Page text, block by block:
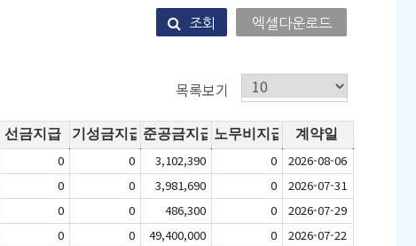
조회 엑셀다운로드
목록보기
선금지급 기성금지급 준공금지급 노무비지급 계약일
0 0 3,102,390 0
2026-08-06
0 0 3,981,690 0
2026-07-31
0 0 486,300 0
2026-07-29
0 0 49,400,000 0
2026-07-22